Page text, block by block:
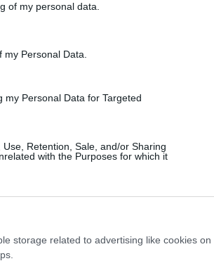
of my personal data.
Personal Data.
Personal Data for Targeted
Retention, Sale, and/or Sharing
with the Purposes for which it
storage related to advertising like cookies on